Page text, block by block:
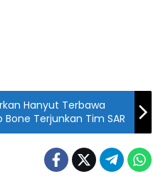
Hanyut Terbawa
Bone Terjunkan Tim SAR